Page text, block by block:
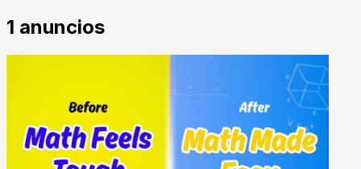
1 anuncios